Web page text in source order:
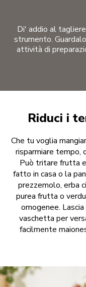
Di' addio al
strumento.
attività di
Riduci i
Che tu voglia
risparmiare
Può tritare frutta
fatto in casa o la
prezzemolo, erba
purea frutta o
omogenee.
vaschetta per
facilmente